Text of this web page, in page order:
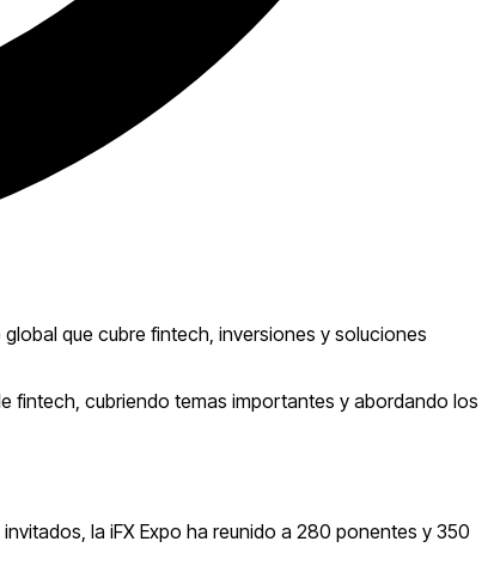
global que cubre fintech, inversiones y soluciones
fintech, cubriendo temas importantes y abordando los
la iFX Expo ha reunido a 280 ponentes y 350